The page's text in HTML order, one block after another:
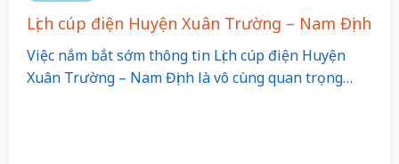
Lịch cúp điện Huyện Xuân Trường – Nam Định
Việc nắm bắt sớm thông tin Lịch cúp điện Huyện
Xuân Trường – Nam Định là vô cùng quan trọng…